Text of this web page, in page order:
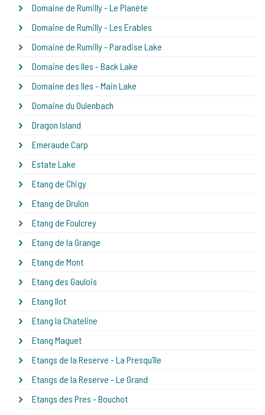
Domaine de Rumilly - Le Planète
Domaine de Rumilly - Les Erables
Domaine de Rumilly - Paradise Lake
Domaine des Iles - Back Lake
Domaine des Iles - Main Lake
Domaine du Oulenbach
Dragon Island
Emeraude Carp
Estate Lake
Etang de Chigy
Etang de Drulon
Etang de Foulcrey
Etang de la Grange
Etang de Mont
Etang des Gaulois
Etang Ilot
Etang la Chateline
Etang Maguet
Etangs de la Reserve - La Presqu'île
Etangs de la Reserve - Le Grand
Etangs des Pres - Bouchot